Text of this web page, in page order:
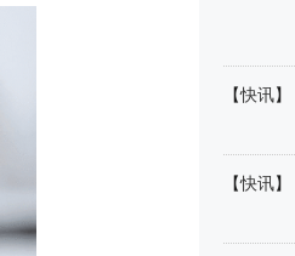
【快讯】
【快讯】